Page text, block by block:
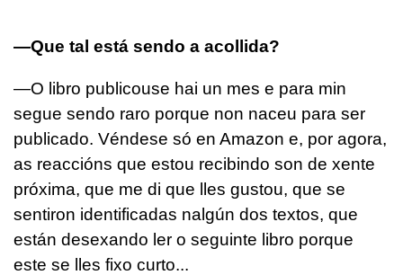
—Que tal está sendo a acollida?
—O libro publicouse hai un mes e para min
segue sendo raro porque non naceu para ser
publicado. Véndese só en Amazon e, por agora,
as reaccións que estou recibindo son de xente
próxima, que me di que lles gustou, que se
sentiron identificadas nalgún dos textos, que
están desexando ler o seguinte libro porque
este se lles fixo curto...